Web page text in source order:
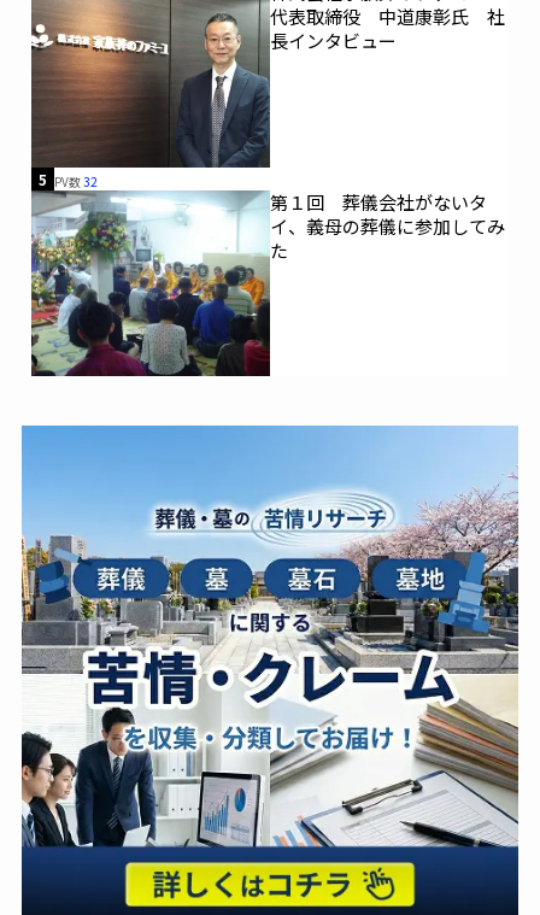
代表取締役 中道康彰氏 社
長インタビュー
5 PV数32
第１回 葬儀会社がないタ
イ、義母の葬儀に参加してみ
た